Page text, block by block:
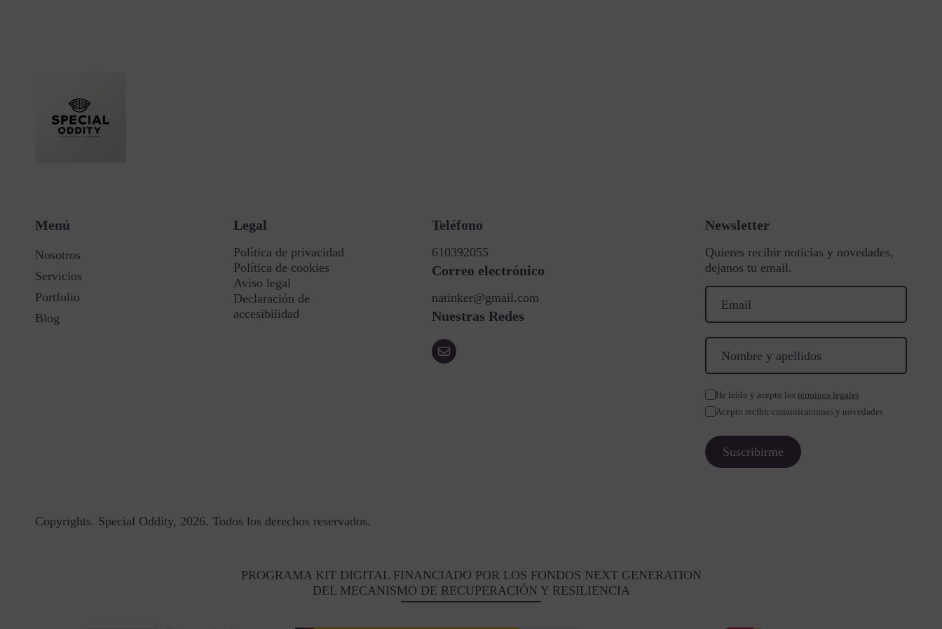
Menú
Nosotros
Servicios
Portfolio
Blog
Legal
Política de privacidad
Política de cookies
Aviso legal
Declaración de
accesibilidad
Teléfono
610392055
Correo electrónico
natinker@gmail.com
Nuestras Redes
Newsletter
Quieres recibir noticias y novedades,
dejanos tu email.
He leído y acepto los términos legales
Acepto recibir comunicaciones y novedades
Copyrights. Special Oddity, 2026. Todos los derechos reservados.
PROGRAMA KIT DIGITAL FINANCIADO POR LOS FONDOS NEXT GENERATION
DEL MECANISMO DE RECUPERACIÓN Y RESILIENCIA